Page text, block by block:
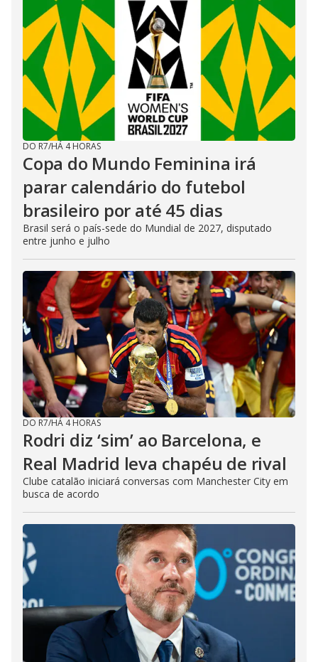
DO R7/HÁ 4 HORAS
Copa do Mundo Feminina irá
parar calendário do futebol
brasileiro por até 45 dias
Brasil será o país-sede do Mundial de 2027, disputado
entre junho e julho
DO R7/HÁ 4 HORAS
Rodri diz ‘sim’ ao Barcelona, e
Real Madrid leva chapéu de rival
Clube catalão iniciará conversas com Manchester City em
busca de acordo